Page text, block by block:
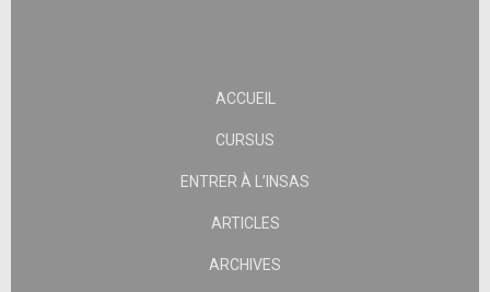
ACCUEIL
CURSUS
ENTRER À L’INSAS
ARTICLES
ARCHIVES